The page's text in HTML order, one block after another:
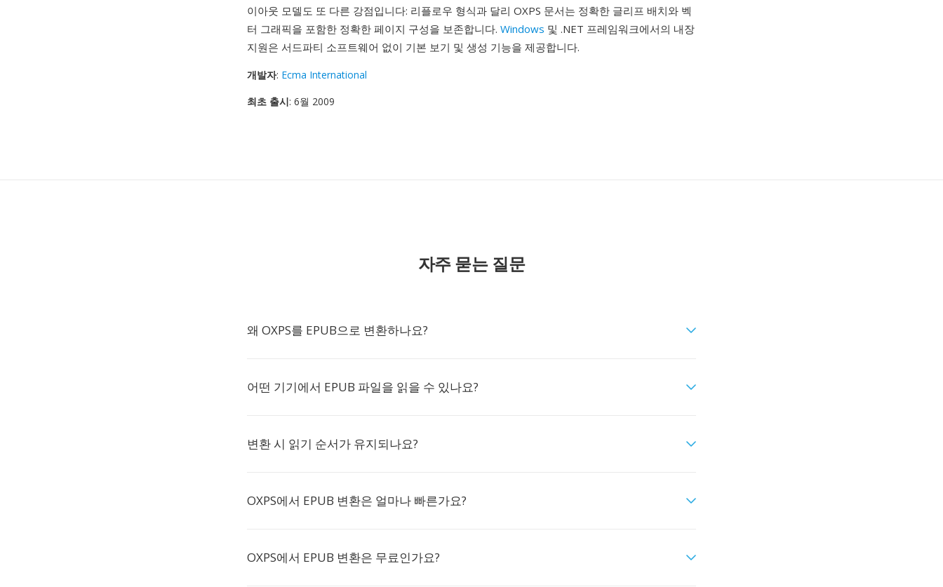
이아웃 모델도 또 다른 강점입니다: 리플로우 형식과 달리 OXPS 문서는 정확한 글리프 배치와 벡
터 그래픽을 포함한 정확한 페이지 구성을 보존합니다. Windows 및 .NET 프레임워크에서의 내장
지원은 서드파티 소프트웨어 없이 기본 보기 및 생성 기능을 제공합니다.
개발자: Ecma International
최초 출시: 6월 2009
자주 묻는 질문
왜 OXPS를 EPUB으로 변환하나요?
어떤 기기에서 EPUB 파일을 읽을 수 있나요?
변환 시 읽기 순서가 유지되나요?
OXPS에서 EPUB 변환은 얼마나 빠른가요?
OXPS에서 EPUB 변환은 무료인가요?